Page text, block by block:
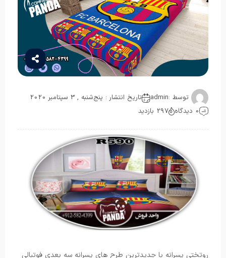
توسط :admin
تاریخ انتشار : پنج‌شنبه , 3 سپتامبر 2020
0 دیدگاه
297 بازدید
روتختی پسرانه با جدیدترین طرح های پسرانه سه بعدی فوتبالی